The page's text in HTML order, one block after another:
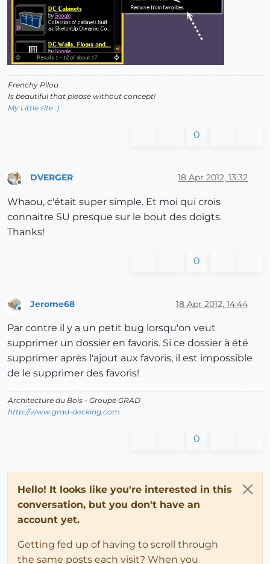
Frenchy Pilou
Is beautiful that please without concept!
My Little site :)
0
DVERGER 18 Apr 2012, 13:32
Whaou, c'était super simple. Et moi qui crois
connaitre SU presque sur le bout des doigts.
Thanks!
0
Jerome68 18 Apr 2012, 14:44
Par contre il y a un petit bug lorsqu'on veut
supprimer un dossier en favoris. Si ce dossier à été
supprimer après l'ajout aux favoris, il est impossible
de le supprimer des favoris!
Architecture du Bois - Groupe GRAD
http://www.grad-decking.com
0
Hello! It looks like you're interested in this
conversation, but you don't have an
account yet.
Getting fed up of having to scroll through
the same posts each visit? When you